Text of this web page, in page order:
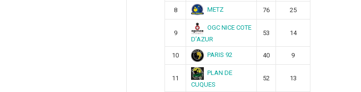
8 METZ 76 25
9
OGC NICE COTE
D’AZUR
53 14
10 PARIS 92 40 9
11
PLAN DE
CUQUES
52 13